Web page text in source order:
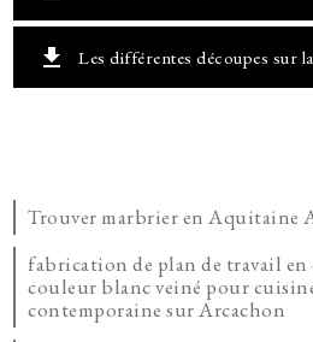
get_app Les différentes découpes sur
Trouver marbrier en Aquitaine
fabrication de plan de travail en
couleur blanc veiné pour
contemporaine sur Arcachon